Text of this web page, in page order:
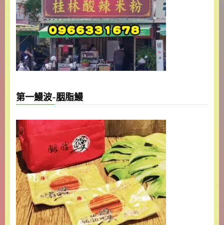
第一鰻波-胭脂鰻